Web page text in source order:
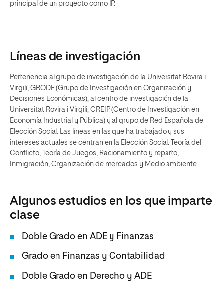
principal de un proyecto como IP.
Líneas de investigación
Pertenencia al grupo de investigación de la Universitat Rovira i
Virgili, GRODE (Grupo de Investigación en Organización y
Decisiones Económicas), al centro de investigación de la
Universitat Rovira i Virgili, CREIP (Centro de Investigación en
Economía Industrial y Pública) y al grupo de Red Española de
Elección Social. Las líneas en las que ha trabajado y sus
intereses actuales se centran en la Elección Social, Teoría del
Conflicto, Teoría de Juegos, Racionamiento y reparto,
Inmigración, Organización de mercados y Medio ambiente.
Algunos estudios en los que imparte
clase
Doble Grado en ADE y Finanzas
Grado en Finanzas y Contabilidad
Doble Grado en Derecho y ADE